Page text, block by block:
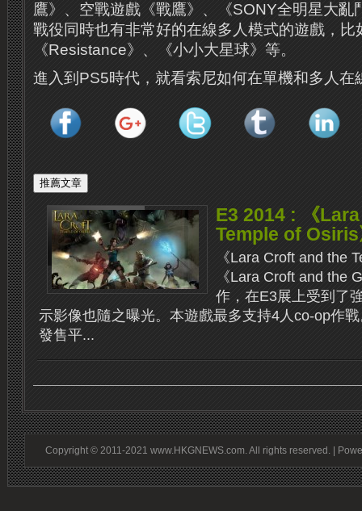
鷹》、空戰遊戲《戰鷹》、《SONY全明星大亂
戰役同時也有非常好的在線多人模式的遊戲，比
《Resistance》、《小小大星球》等。
進入到PS5時代，就看索尼如何在單機和多人在
E3 2014 : 《
Temple of
《Lara Croft and the
《Lara Croft and the
作，在E3展上受到了
示影像也隨之曝光。本遊戲最多支持4人co-op作
發售平...
Copyright © 2011-2021 www.HKGNEWS.com. All rights reserved. |